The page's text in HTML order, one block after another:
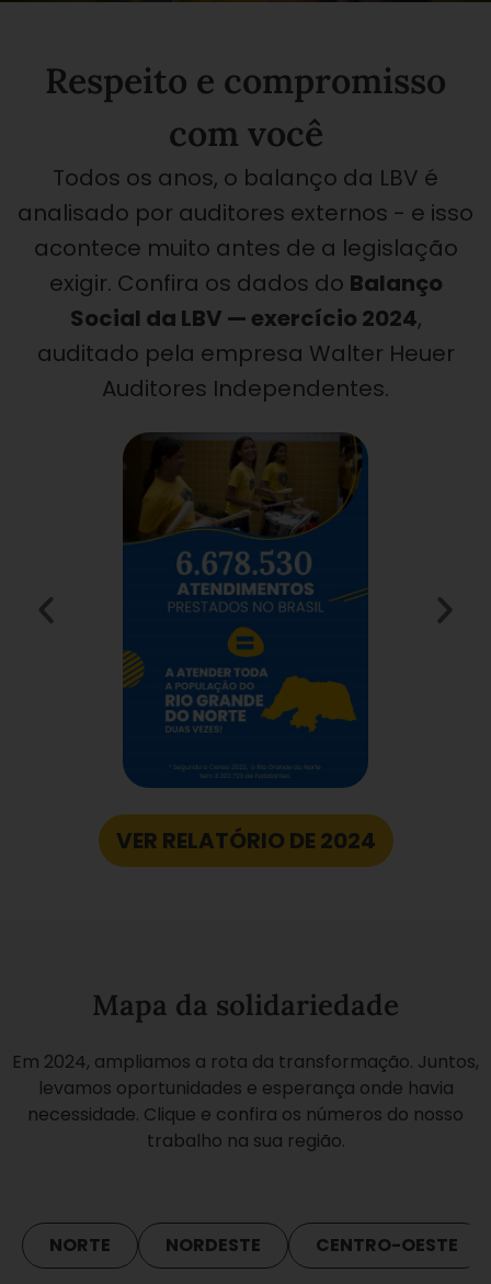
Respeito e compromisso
com você
Todos os anos, o balanço da LBV é
analisado por auditores externos - e isso
acontece muito antes de a legislação
exigir. Confira os dados do Balanço
Social da LBV — exercício 2024,
auditado pela empresa Walter Heuer
Auditores Independentes.
VER RELATÓRIO DE 2024
Mapa da solidariedade
Em 2024, ampliamos a rota da transformação. Juntos,
levamos oportunidades e esperança onde havia
necessidade. Clique e confira os números do nosso
trabalho na sua região.
NORTE NORDESTE CENTRO-OESTE